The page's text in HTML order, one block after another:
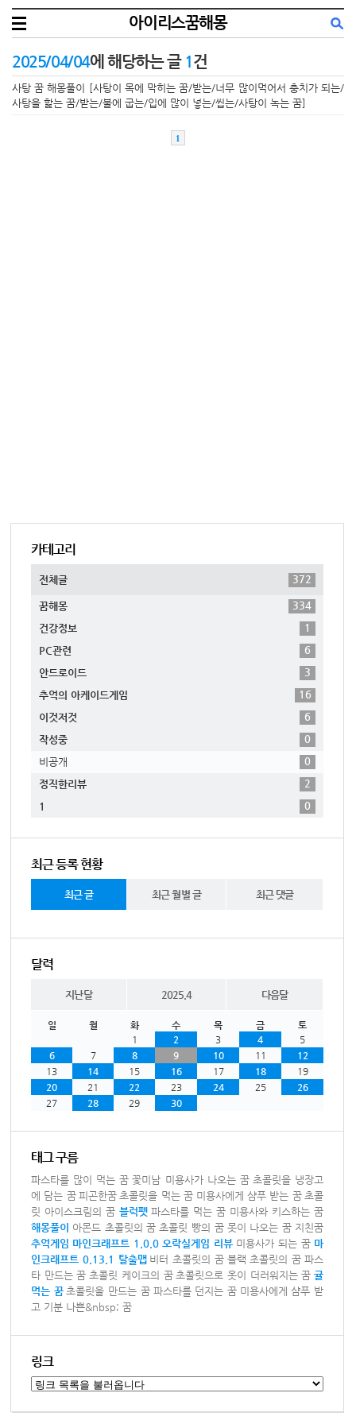
아이리스꿈해몽
2025/04/04에 해당하는 글 1건
사탕 꿈 해몽풀이 [사탕이 목에 막히는 꿈/받는/너무 많이먹어서 충치가 되는/
사탕을 핥는 꿈/받는/불에 굽는/입에 많이 넣는/씹는/사탕이 녹는 꿈]
1
카테고리
전체글 372
꿈해몽
334
건강정보
1
PC관련
6
안드로이드
3
추억의 아케이드게임
16
이것저것
6
작성중
0
비공개
0
정직한리뷰
2
1
0
최근 등록 현황
최근 글 최근 월별 글 최근 댓글
달력
지난달 2025.4 다음달
일 월 화 수 목 금
토
1
2 3 4
5
6
7 8 9 10 11
12
13
14 15 16 17 18
19
20
21 22 23 24 25
26
27
28 29 30
태그 구름
파스타를 많이 먹는 꿈 꽃미남 미용사가 나오는 꿈 초콜릿을 냉장고
에 담는 꿈 피곤한꿈 초콜릿을 먹는 꿈 미용사에게 샴푸 받는 꿈 초콜
릿 아이스크림의 꿈 블럭펫 파스타를 먹는 꿈 미용사와 키스하는 꿈
해몽풀이 아몬드 초콜릿의 꿈 초콜릿 빵의 꿈 못이 나오는 꿈 지친꿈
추억게임 마인크래프트 1.0.0 오락실게임 리뷰 미용사가 되는 꿈 마
인크래프트 0.13.1 탈출맵 비터 초콜릿의 꿈 블랙 초콜릿의 꿈 파스
타 만드는 꿈 초콜릿 케이크의 꿈 초콜릿으로 옷이 더러워지는 꿈 귤
먹는 꿈 초콜릿을 만드는 꿈 파스타를 던지는 꿈 미용사에게 샴푸 받
고 기분 나쁜&nbsp; 꿈
링크